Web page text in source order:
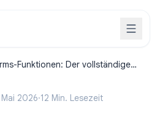
Funktionen: Der vollständige
2026·12 Min. Lesezeit